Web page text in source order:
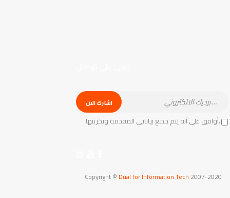
أوافق على أنه يتم جمع بياناتي المقدمة وتخزينها.
Copyright © Dual for Information Tech 2007-2020